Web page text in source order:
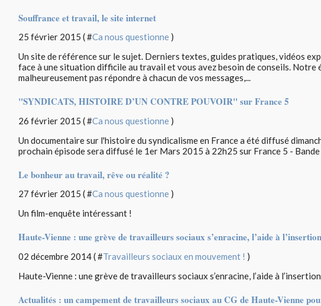
Souffrance et travail, le site internet
25 février 2015 ( #Ca nous questionne )
Un site de référence sur le sujet. Derniers textes, guides pratiques, vidéos
face à une situation difficile au travail et vous avez besoin de conseils. Notre
malheureusement pas répondre à chacun de vos messages,...
"SYNDICATS, HISTOIRE D’UN CONTRE POUVOIR" sur France 5
26 février 2015 ( #Ca nous questionne )
Un documentaire sur l'histoire du syndicalisme en France a été diffusé
prochain épisode sera diffusé le 1er Mars 2015 à 22h25 sur France 5 -
Le bonheur au travail, rêve ou réalité ?
27 février 2015 ( #Ca nous questionne )
Un film-enquête intéressant !
Haute-Vienne : une grève de travailleurs sociaux s’enracine, l’aide à
02 décembre 2014 ( #Travailleurs sociaux en mouvement ! )
Haute-Vienne : une grève de travailleurs sociaux s’enracine, l’aide à
Actualités : un campement de travailleurs sociaux au CG de Haute-Vienne